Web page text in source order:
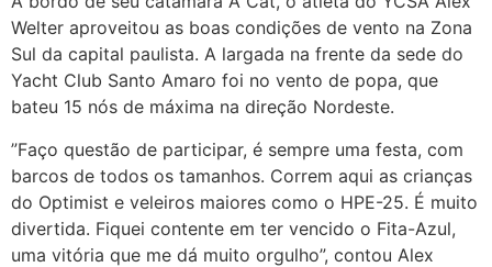
Welter aproveitou as boas condições de vento na Zona
Sul da capital paulista. A largada na frente da sede do
Yacht Club Santo Amaro foi no vento de popa, que
bateu 15 nós de máxima na direção Nordeste.
”Faço questão de participar, é sempre uma festa, com
barcos de todos os tamanhos. Correm aqui as crianças
do Optimist e veleiros maiores como o HPE-25. É muito
divertida. Fiquei contente em ter vencido o Fita-Azul,
uma vitória que me dá muito orgulho”, contou Alex